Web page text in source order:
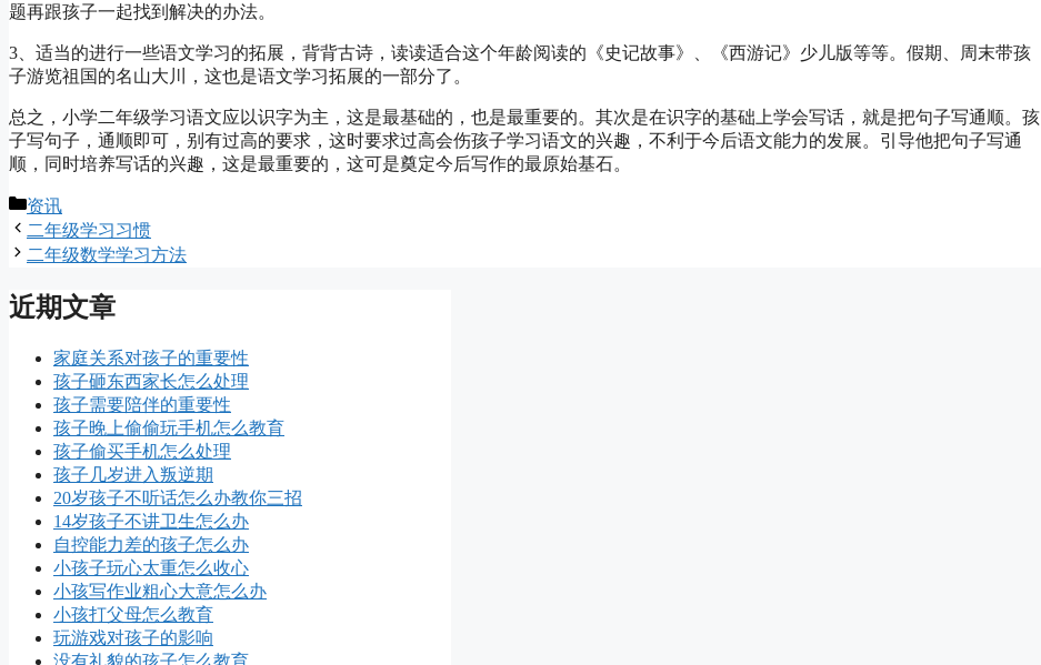
题再跟孩子一起找到解决的办法。
3、适当的进行一些语文学习的拓展，背背古诗，读读适合这个年龄阅读的《史记故事》、《西游记》少儿版等等。假期、周末带孩
子游览祖国的名山大川，这也是语文学习拓展的一部分了。
总之，小学二年级学习语文应以识字为主，这是最基础的，也是最重要的。其次是在识字的基础上学会写话，就是把句子写通顺。孩
子写句子，通顺即可，别有过高的要求，这时要求过高会伤孩子学习语文的兴趣，不利于今后语文能力的发展。引导他把句子写通
顺，同时培养写话的兴趣，这是最重要的，这可是奠定今后写作的最原始基石。
分
类
资讯
二年级学习习惯
二年级数学学习方法
近期文章
家庭关系对孩子的重要性
孩子砸东西家长怎么处理
孩子需要陪伴的重要性
孩子晚上偷偷玩手机怎么教育
孩子偷买手机怎么处理
孩子几岁进入叛逆期
20岁孩子不听话怎么办教你三招
14岁孩子不讲卫生怎么办
自控能力差的孩子怎么办
小孩子玩心太重怎么收心
小孩写作业粗心大意怎么办
小孩打父母怎么教育
玩游戏对孩子的影响